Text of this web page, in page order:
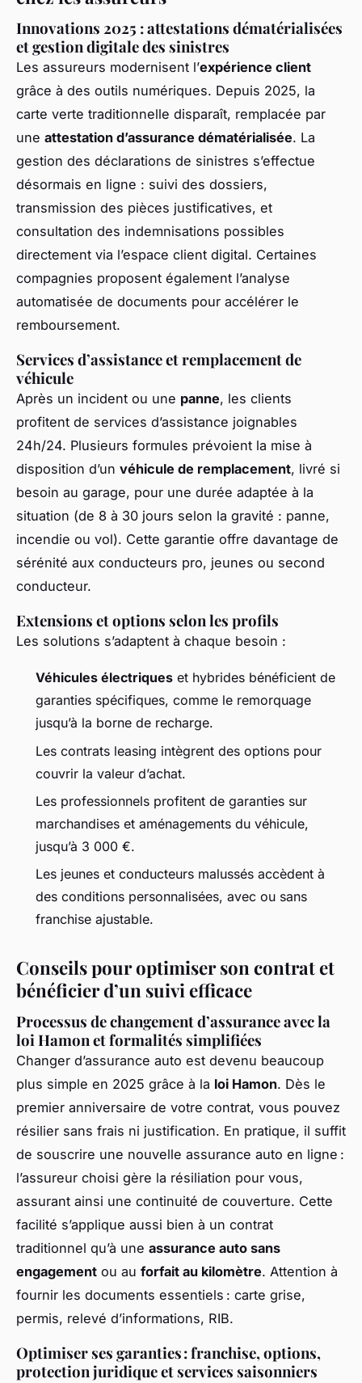
Innovations 2025 : attestations dématérialisées
et gestion digitale des sinistres
Les assureurs modernisent l’expérience client
grâce à des outils numériques. Depuis 2025, la
carte verte traditionnelle disparaît, remplacée par
une attestation d’assurance dématérialisée. La
gestion des déclarations de sinistres s’effectue
désormais en ligne : suivi des dossiers,
transmission des pièces justificatives, et
consultation des indemnisations possibles
directement via l’espace client digital. Certaines
compagnies proposent également l’analyse
automatisée de documents pour accélérer le
remboursement.
Services d’assistance et remplacement de
véhicule
Après un incident ou une panne, les clients
profitent de services d’assistance joignables
24h/24. Plusieurs formules prévoient la mise à
disposition d’un véhicule de remplacement, livré si
besoin au garage, pour une durée adaptée à la
situation (de 8 à 30 jours selon la gravité : panne,
incendie ou vol). Cette garantie offre davantage de
sérénité aux conducteurs pro, jeunes ou second
conducteur.
Extensions et options selon les profils
Les solutions s’adaptent à chaque besoin :
Véhicules électriques et hybrides bénéficient de
garanties spécifiques, comme le remorquage
jusqu’à la borne de recharge.
Les contrats leasing intègrent des options pour
couvrir la valeur d’achat.
Les professionnels profitent de garanties sur
marchandises et aménagements du véhicule,
jusqu’à 3 000 €.
Les jeunes et conducteurs malussés accèdent à
des conditions personnalisées, avec ou sans
franchise ajustable.
Conseils pour optimiser son contrat et
bénéficier d’un suivi efficace
Processus de changement d’assurance avec la
loi Hamon et formalités simplifiées
Changer d’assurance auto est devenu beaucoup
plus simple en 2025 grâce à la loi Hamon. Dès le
premier anniversaire de votre contrat, vous pouvez
résilier sans frais ni justification. En pratique, il suffit
de souscrire une nouvelle assurance auto en ligne :
l’assureur choisi gère la résiliation pour vous,
assurant ainsi une continuité de couverture. Cette
facilité s’applique aussi bien à un contrat
traditionnel qu’à une assurance auto sans
engagement ou au forfait au kilomètre. Attention à
fournir les documents essentiels : carte grise,
permis, relevé d’informations, RIB.
Optimiser ses garanties : franchise, options,
protection juridique et services saisonniers